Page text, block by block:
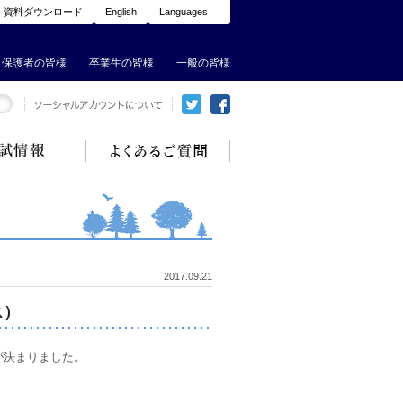
保護者の皆様 卒業生の皆様 一般の皆様
資料ダウンロード English Languages
2017.09.21
まりました。